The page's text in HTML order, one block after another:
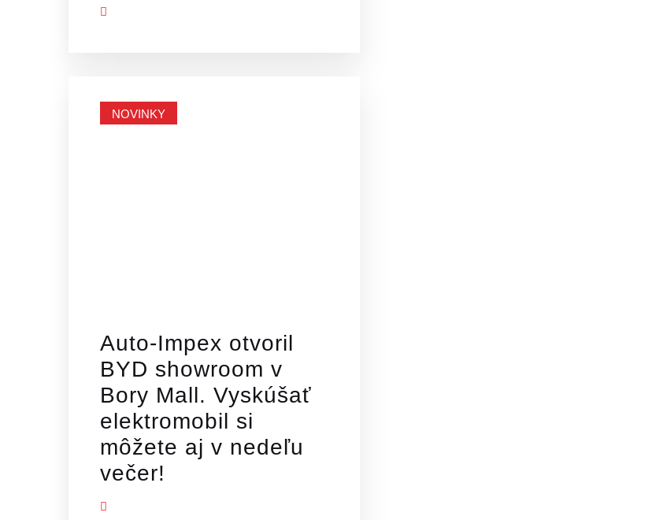
NOVINKY
Auto-Impex otvoril
BYD showroom v
Bory Mall. Vyskúšať
elektromobil si
môžete aj v nedeľu
večer!